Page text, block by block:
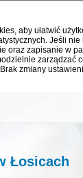
aby ułatwić
Jeśli
oraz zapisanie w
zarządzać
zmiany
Łosicach